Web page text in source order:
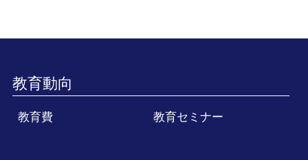
教育動向
教育費 教育セミナー